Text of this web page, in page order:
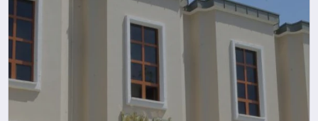
SPOR & FITNESS
YEMEK